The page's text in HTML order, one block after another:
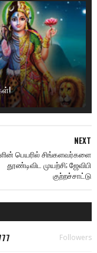
NEXT
பெயரில் சிங்களவர்களை
தூண்டிவிட முயற்சி; ஜேவிபி
குற்றச்சாட்டு
Followers